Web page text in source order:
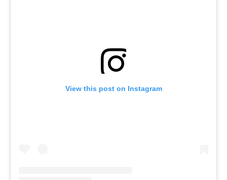
View this post on Instagram